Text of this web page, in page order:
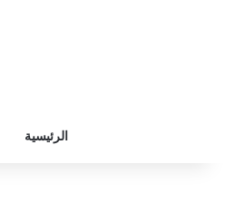
الرئيسية